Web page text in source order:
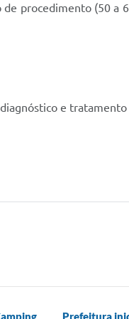
procedimento (50 a
e tratamento
Prefeitura